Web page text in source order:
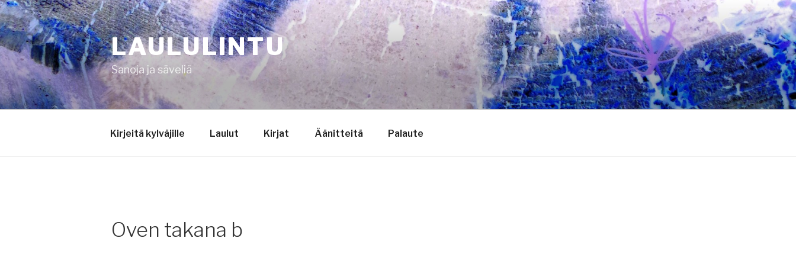
Siirry
sisältöön
LAULULINTU
Sanoja ja säveliä
Kirjeitä kylväjille Laulut Kirjat Äänitteitä Palaute
Oven takana b